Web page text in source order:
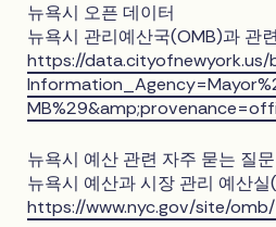
뉴욕시 오픈 데이터
뉴욕시 관리예산국(OMB)과 관
https://
뉴욕시 예산 관련 자주 묻는 질문
뉴욕시 예산과 시장 관리 예산
https://www.nyc.gov/site/